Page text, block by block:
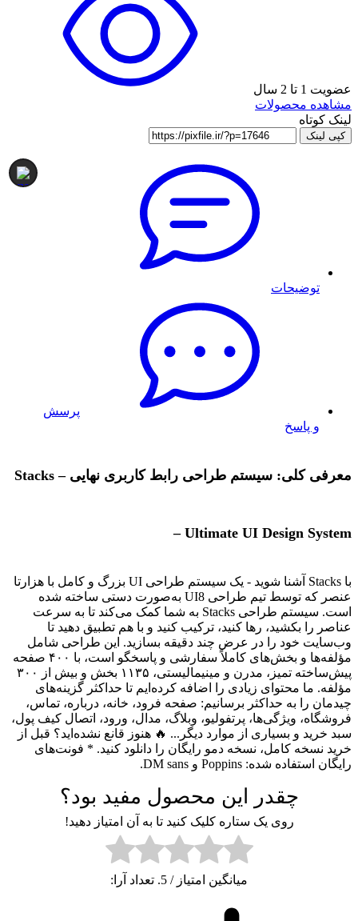
عضویت 1 تا 2 سال
مشاهده محصولات
لینک کوتاه
کپی لینک
توضیحات
پرسش
و پاسخ
معرفی کلی: سیستم طراحی رابط کاربری نهایی – Stacks
– Ultimate UI Design System
با Stacks آشنا شوید - یک سیستم طراحی UI بزرگ و کامل با هزارتا
عنصر که توسط تیم طراحی UI8 به‌صورت دستی ساخته شده
است. سیستم طراحی Stacks به شما کمک می‌کند تا به سرعت
عناصر را بکشید، رها کنید، ترکیب کنید و با هم تطبیق دهید تا
وب‌سایت خود را در عرض چند دقیقه بسازید. این طراحی شامل
مؤلفه‌ها و بخش‌های کاملاً سفارشی و پاسخگو است، با ۴۰۰ صفحه
پیش‌ساخته تمیز، مدرن و مینیمالیستی، ۱۱۳۵ بخش و بیش از ۳۰۰
مؤلفه. ما محتوای زیادی را اضافه کرده‌ایم تا حداکثر گزینه‌های
چیدمان را به حداکثر برسانیم: صفحه فرود، خانه، درباره، تماس،
فروشگاه، ویژگی‌ها، پرتفولیو، وبلاگ، مدال، ورود، اتصال کیف پول،
سبد خرید و بسیاری از موارد دیگر... 🔥 هنوز قانع نشده‌اید؟ قبل از
خرید نسخه کامل، نسخه دمو رایگان را دانلود کنید. * فونت‌های
رایگان استفاده شده: Poppins و DM sans.
چقدر این محصول مفید بود؟
روی یک ستاره کلیک کنید تا به آن امتیاز دهید!
میانگین امتیاز/ 5. تعداد آرا: